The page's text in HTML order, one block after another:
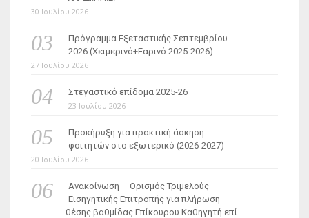
30 Ιουλίου 2026
Πρόγραμμα Εξεταστικής Σεπτεμβρίου
2026 (Χειμερινό+Εαρινό 2025-2026)
27 Ιουλίου 2026
Στεγαστικό επίδομα 2025-26
23 Ιουλίου 2026
Προκήρυξη για πρακτική άσκηση
φοιτητών στο εξωτερικό (2026-2027)
20 Ιουλίου 2026
Ανακοίνωση – Ορισμός Τριμελούς
Εισηγητικής Επιτροπής για πλήρωση
θέσης βαθμίδας Επίκουρου Καθηγητή επί